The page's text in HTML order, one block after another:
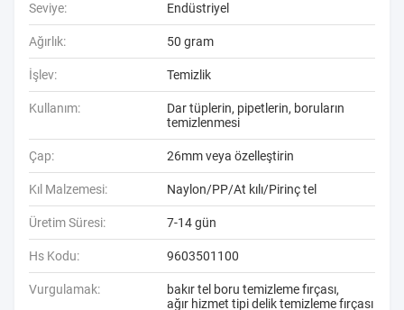
Seviye: Endüstriyel
Ağırlık: 50 gram
İşlev: Temizlik
Kullanım:
Dar tüplerin, pipetlerin, boruların
temizlenmesi
Çap: 26mm veya özelleştirin
Kıl Malzemesi: Naylon/PP/At kılı/Pirinç tel
Üretim Süresi: 7-14 gün
Hs Kodu: 9603501100
Vurgulamak: bakır tel boru temizleme fırçası,
ağır hizmet tipi delik temizleme fırçası